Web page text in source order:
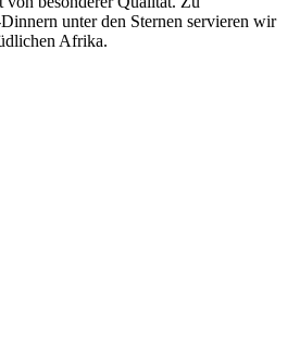
unter den Sternen servieren wir
Afrika.